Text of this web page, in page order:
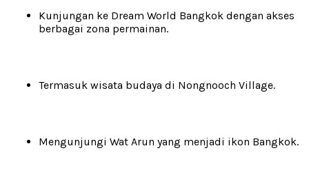
Kunjungan ke Dream World Bangkok dengan akses
berbagai zona permainan.
Termasuk wisata budaya di Nongnooch Village.
Mengunjungi Wat Arun yang menjadi ikon Bangkok.